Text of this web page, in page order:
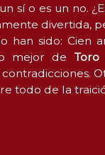
sí o es un no.
divertida,
han sido: Cien
mejor de Toro
contradicciones.
todo de la